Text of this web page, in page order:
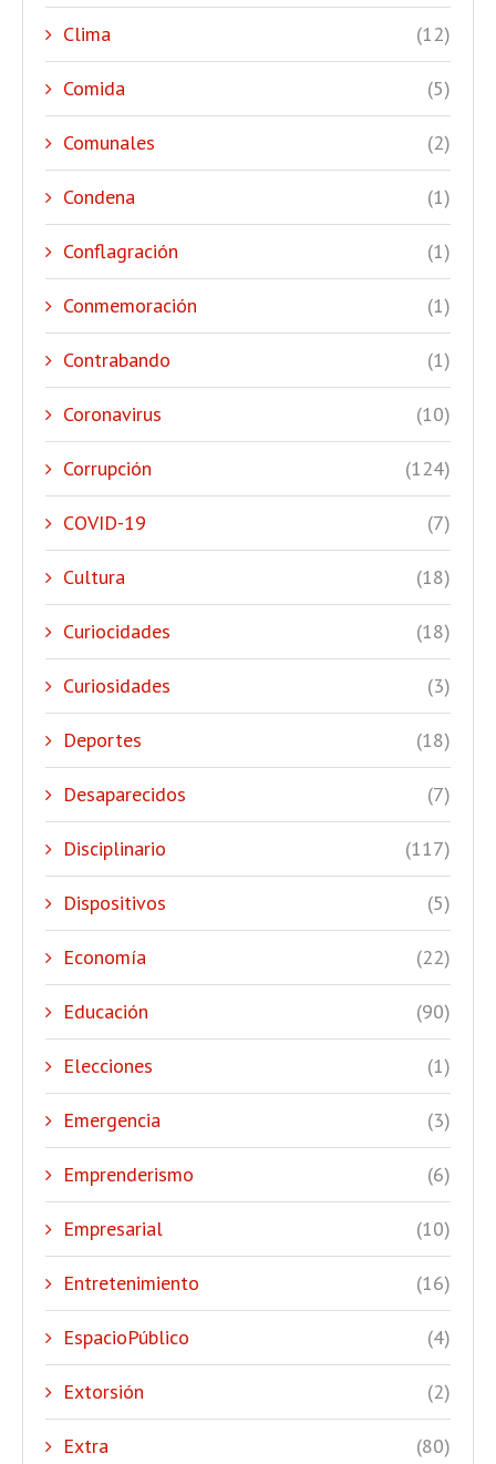
Clima (12)
Comida (5)
Comunales (2)
Condena (1)
Conflagración (1)
Conmemoración (1)
Contrabando (1)
Coronavirus (10)
Corrupción (124)
COVID-19 (7)
Cultura (18)
Curiocidades (18)
Curiosidades (3)
Deportes (18)
Desaparecidos (7)
Disciplinario (117)
Dispositivos (5)
Economía (22)
Educación (90)
Elecciones (1)
Emergencia (3)
Emprenderismo (6)
Empresarial (10)
Entretenimiento (16)
EspacioPúblico (4)
Extorsión (2)
Extra (80)